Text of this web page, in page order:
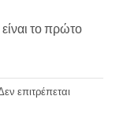
το πρώτο
επιτρέπεται